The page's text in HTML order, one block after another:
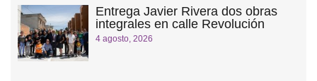
Entrega Javier Rivera dos obras
integrales en calle Revolución
4 agosto, 2026